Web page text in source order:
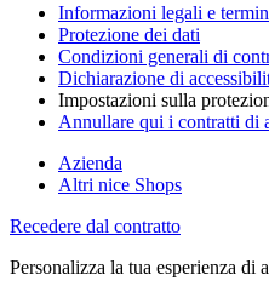
Informazioni legali e
Protezione dei dati
Condizioni generali di
Dichiarazione di
Impostazioni sulla
Annullare qui i contratti di
Azienda
Altri nice Shops
Recedere dal contratto
Personalizza la tua esperienza di